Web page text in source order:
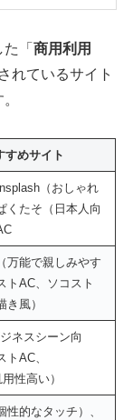
た「商用利用
れているサイト
すめサイト
（おしゃれ
くたそ（日本人向
万能で親しみやす
トAC、ソコスト
き風）
ネスシーン向
トAC、
性高い）
性的なタッチ）、